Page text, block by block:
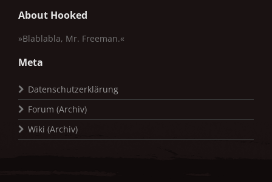
About Hooked
»Blablabla, Mr. Freeman.«
Meta
Datenschutzerklärung
Forum (Archiv)
Wiki (Archiv)